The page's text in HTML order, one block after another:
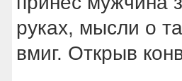
руках, мысли о
вмиг. Открыв